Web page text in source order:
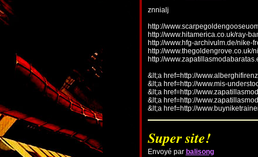
znnialj
http://
http://www.hitamerica.co.uk/ray-
http://www.hfg-archivulm.de/nike-
http://www.thegoldengrove.co.uk/
http://
&lt;a href=http://
&lt;a href=http://www.mis-
&lt;a href=http://
&lt;a href=http://
&lt;a href=http://
Super site!
Envoyé par balisong